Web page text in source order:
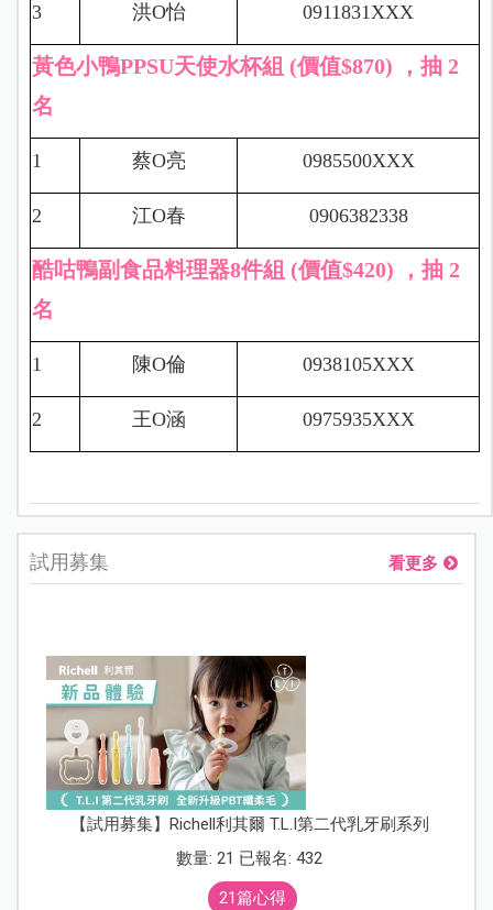
3 洪O怡 0911831XXX
黃色小鴨PPSU天使水杯組 (價值$870) ，抽 2
名
1 蔡O亮 0985500XXX
2 江O春 0906382338
酷咕鴨副食品料理器8件組 (價值$420) ，抽 2
名
1 陳O倫 0938105XXX
2 王O涵 0975935XXX
試用募集 看更多
【試用募集】Richell利其爾 T.L.I第二代乳牙刷系列
數量: 21 已報名: 432
21篇心得